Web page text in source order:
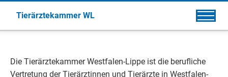
Tierärztekammer WL
Die Tierärztekammer Westfalen-Lippe ist die berufliche
Vertretung der Tierärztinnen und Tierärzte in Westfalen-